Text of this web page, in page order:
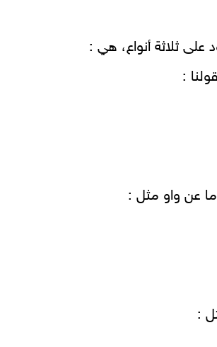
على ثلاثة أنواع، هي :
: